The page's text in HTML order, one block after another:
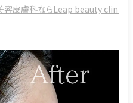
容皮膚科ならLeap beauty clinic